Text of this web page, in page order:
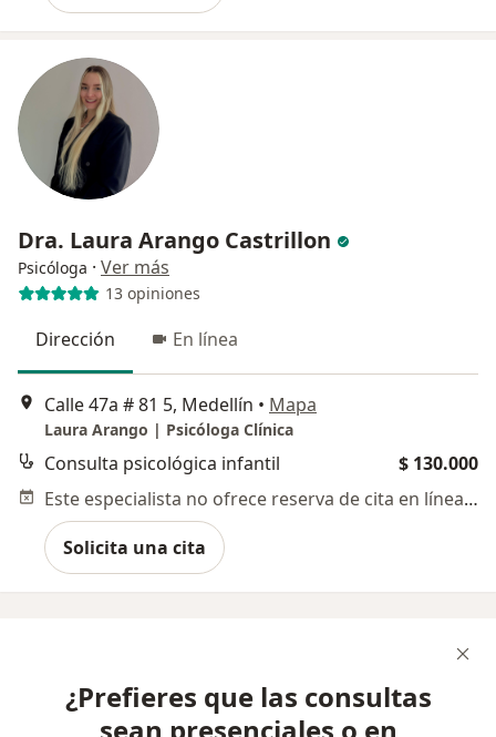
Dra. Laura Arango Castrillon
Psicóloga · Ver más
13 opiniones
Dirección En línea
Calle 47a # 81 5, Medellín • Mapa
Laura Arango | Psicóloga Clínica
Consulta psicológica infantil
$ 130.000
Este especialista no ofrece reserva de cita en línea en esta dirección.
Solicita una cita
¿Prefieres que las consultas